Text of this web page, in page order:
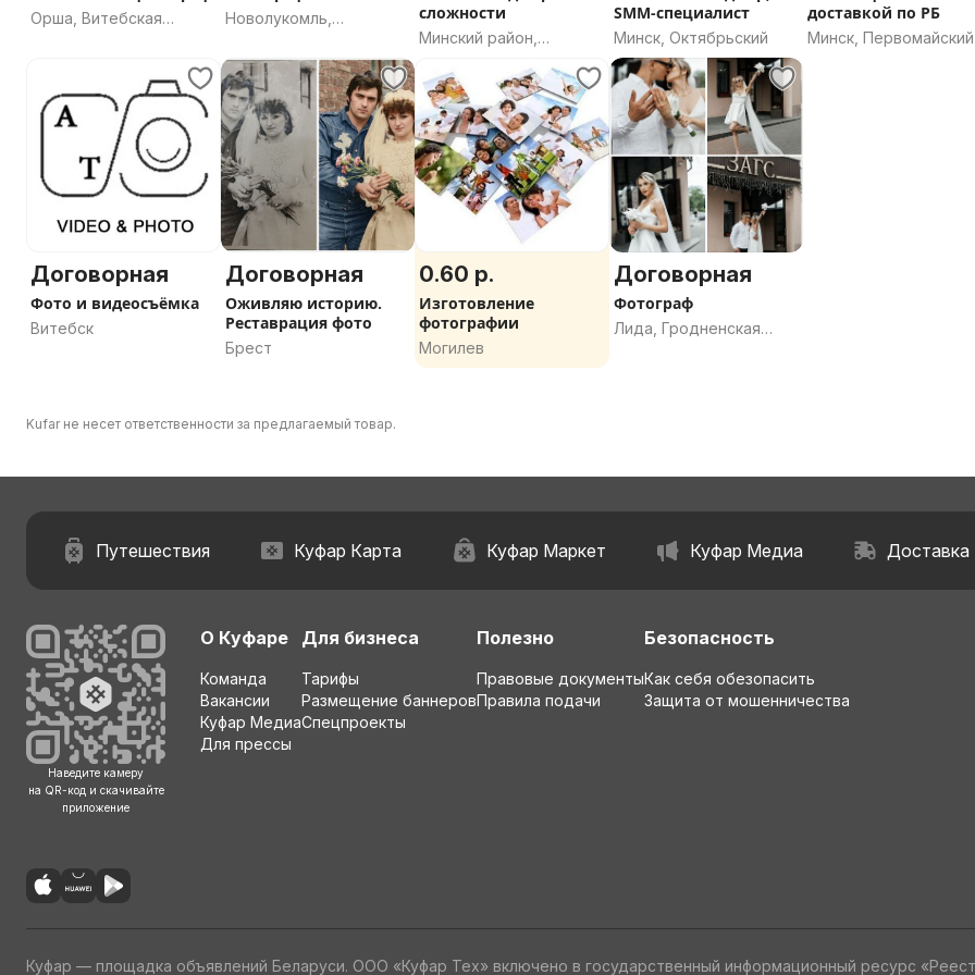
Орша, Витебская
Новолукомль,
Витебская область
сложности
Минский район,
SMM-специалист
Минск, Октябрьский
доставкой по РБ
Минск, Первомайский
Договорная
Фото и видеосъёмка
Витебск
Договорная
Оживляю историю.
Реставрация фото
Брест
0.60 р.
Изготовление
фотографии
Могилев
Договорная
Фотограф
Лида, Гродненская
Kufar не несет ответственности за предлагаемый товар.
Путешествия Куфар Карта Куфар Маркет Куфар Медиа Доставка
Наведите камеру
на QR-код и скачивайте
приложение
О Куфаре
Команда
Вакансии
Куфар Медиа
Для прессы
Для бизнеса
Тарифы
Размещение баннеров
Спецпроекты
Полезно
Правовые документы
Правила подачи
Безопасность
Как себя обезопасить
Защита от мошенничества
Куфар — площадка объявлений Беларуси. ООО «Куфар Тех» включено в государственный информационный ресурс